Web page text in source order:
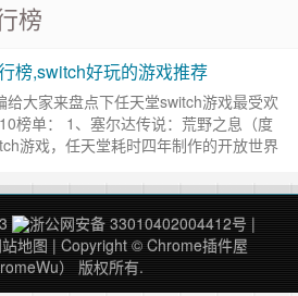
榜
榜,switch好玩的游戏推荐
给大家来盘点下任天堂switch游戏最受欢
榜单： 1、塞尔达传说：荒野之息（度
游戏，任天堂耗时四年制作的开放世界
续阅读 »
浙公网安备 33010402004412号 |
地图 | Copyright © Chrome插件屋
） 版权所有.